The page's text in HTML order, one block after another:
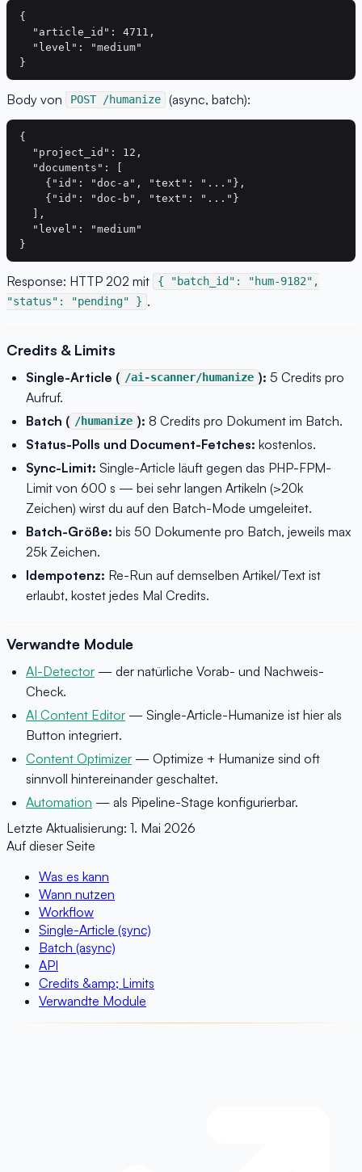
{
  "article_id": 4711,
  "level": "medium"
Body von POST /humanize (async, batch):
{
  "project_id": 12,
  "documents": [
    {"id": "doc-a", "text": "..."},
    {"id": "doc-b", "text": "..."}
  ],
  "level": "medium"
Response: HTTP 202 mit
{ "batch_id": "hum-9182",
"status": "pending" } .
Credits & Limits
Single-Article ( /ai-scanner/humanize ): 5 Credits pro
Aufruf.
Batch ( /humanize ): 8 Credits pro Dokument im Batch.
Status-Polls und Document-Fetches: kostenlos.
Sync-Limit: Single-Article läuft gegen das PHP-FPM-
Limit von 600 s — bei sehr langen Artikeln (>20k
Zeichen) wirst du auf den Batch-Mode umgeleitet.
Batch-Größe: bis 50 Dokumente pro Batch, jeweils max
25k Zeichen.
Idempotenz: Re-Run auf demselben Artikel/Text ist
erlaubt, kostet jedes Mal Credits.
Verwandte Module
AI-Detector — der natürliche Vorab- und Nachweis-
Check.
AI Content Editor — Single-Article-Humanize ist hier als
Button integriert.
Content Optimizer — Optimize + Humanize sind oft
sinnvoll hintereinander geschaltet.
Automation — als Pipeline-Stage konfigurierbar.
Letzte Aktualisierung: 1. Mai 2026
Auf dieser Seite
Was es kann
Wann nutzen
Workflow
Single-Article (sync)
Batch (async)
API
Credits &amp; Limits
Verwandte Module